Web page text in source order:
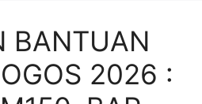
BANTUAN
2026 :